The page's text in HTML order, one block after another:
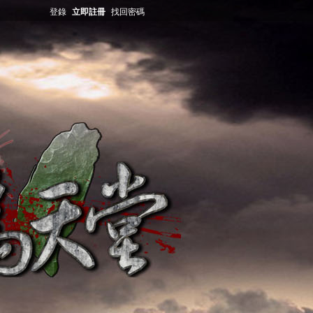
登錄 立即註冊 找回密碼